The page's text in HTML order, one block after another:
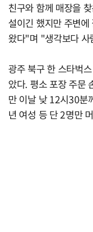
친구와 함께 매장을
설이긴 했지만 주변
왔다"며 "생각보다 사
광주 북구 한 스타벅
았다. 평소 포장 주문
만 이날 낮 12시30분
년 여성 등 단 2명만